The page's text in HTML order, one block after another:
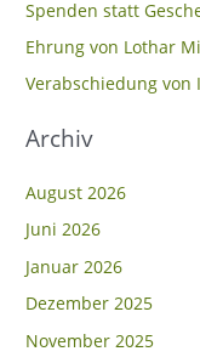
n
a
c
:
Spenden statt
Ehrung von Lothar
Verabschiedung
Archiv
August 2026
Juni 2026
Januar 2026
Dezember 2025
November 2025